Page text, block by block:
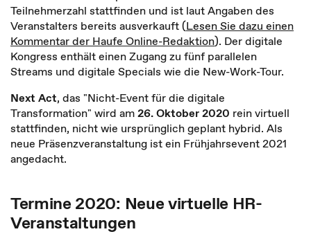
Teilnehmerzahl stattfinden und ist laut Angaben des
Veranstalters bereits ausverkauft (Lesen Sie dazu einen
Kommentar der Haufe Online-Redaktion). Der digitale
Kongress enthält einen Zugang zu fünf parallelen
Streams und digitale Specials wie die New-Work-Tour.
Next Act, das "Nicht-Event für die digitale
Transformation" wird am26. Oktober 2020 rein virtuell
stattfinden, nicht wie ursprünglich geplant hybrid. Als
neue Präsenzveranstaltung ist ein Frühjahrsevent 2021
angedacht.
Termine 2020: Neue virtuelle HR-
Veranstaltungen